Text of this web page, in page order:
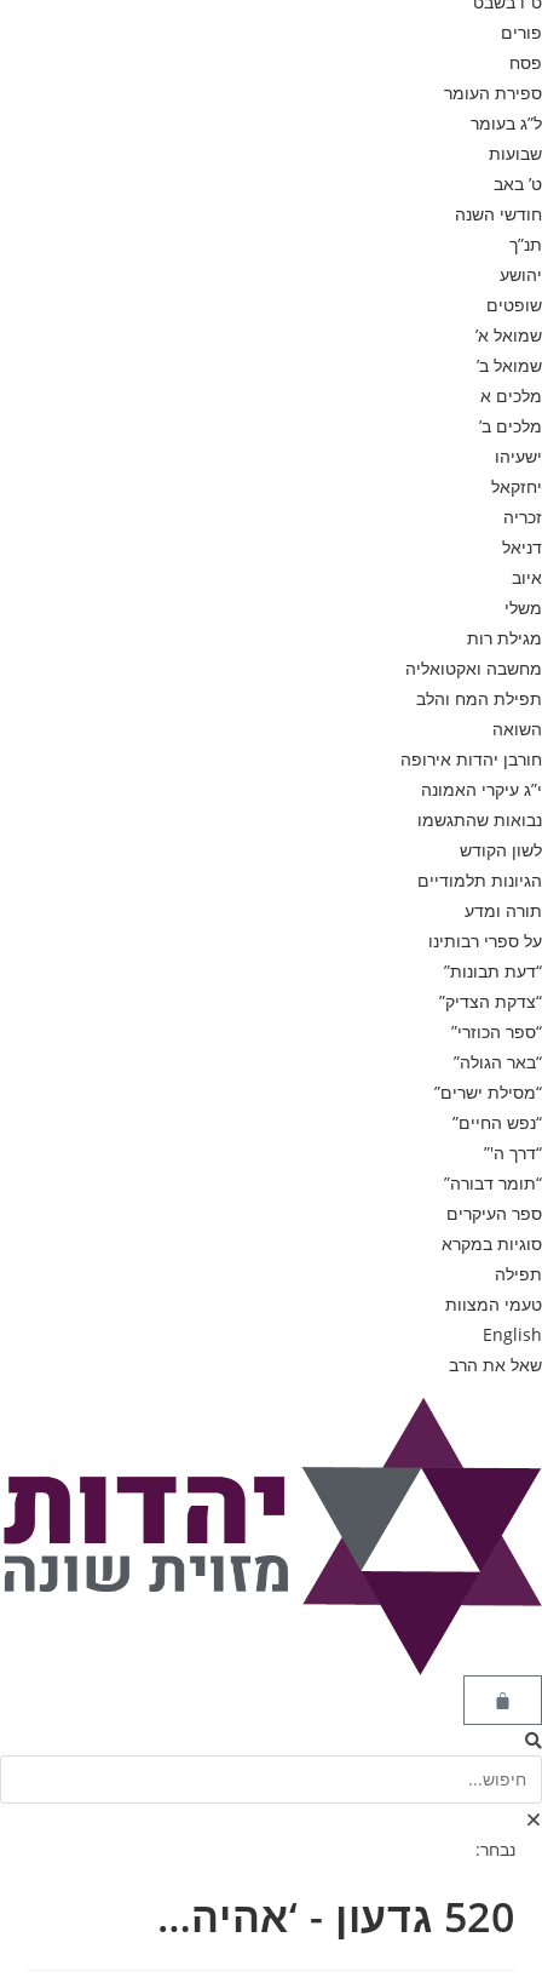
פורים
פסח
ספירת העומר
ל”ג בעומר
שבועות
ט’ באב
חודשי השנה
תנ”ך
יהושע
שופטים
שמואל א’
שמואל ב’
מלכים א
מלכים ב’
ישעיהו
יחזקאל
זכריה
דניאל
איוב
משלי
מגילת רות
מחשבה ואקטואליה
תפילת המח והלב
השואה
חורבן יהדות אירופה
י”ג עיקרי האמונה
נבואות שהתגשמו
לשון הקודש
הגיונות תלמודיים
תורה ומדע
על ספרי רבותינו
“דעת תבונות”
“צדקת הצדיק”
“ספר הכוזרי”
“באר הגולה”
“מסילת ישרים”
“נפש החיים”
“דרך ה'”
“תומר דבורה”
ספר העיקרים
סוגיות במקרא
תפילה
טעמי המצוות
English
שאל את הרב
נבחר:
520 גדעון - ‘אהיה…